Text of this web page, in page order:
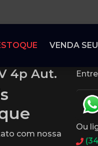
VENDA
4p Aut.
com nossa
Ou